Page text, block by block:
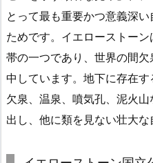
とって最も重要かつ意義深
ためです。イエローストー
帯の一つであり、世界の間
中しています。地下に存在
欠泉、温泉、噴気孔、泥火
出し、他に類を見ない壮大な